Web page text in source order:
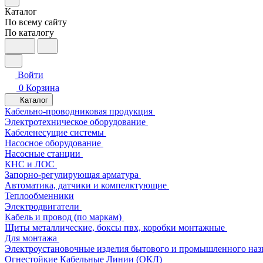
Каталог
По всему сайту
По каталогу
Войти
0 Корзина
Каталог
Кабельно-проводниковая продукция
Электротехническое оборудование
Кабеленесущие системы
Насосное оборудование
Насосные станции
КНС и ЛОС
Запорно-регулирующая арматура
Автоматика, датчики и компелктующие
Теплообменники
Электродвигатели
Кабель и провод (по маркам)
Щиты металлические, боксы пвх, коробки монтажные
Для монтажа
Электроустановочные изделия бытового и промышленного
Огнестойкие Кабельные Линии (ОКЛ)